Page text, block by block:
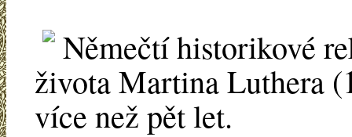
Němečtí historikové
života Martina Luthera
více než pět let.